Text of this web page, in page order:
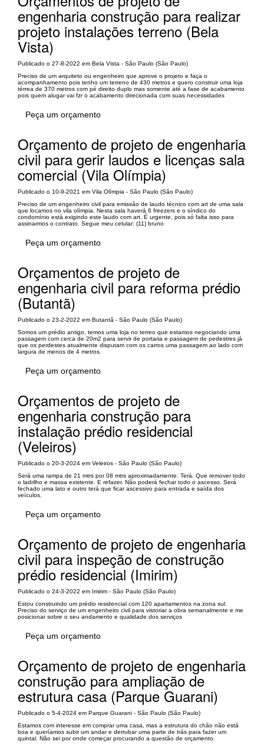
engenharia construção para realizar
projeto instalações terreno (Bela
Vista)
Publicado o 27-8-2022 em Bela Vista - São Paulo (São Paulo)
Preciso de um arquiteto ou engenheiro que aprove o projeto e faça o
acompanhamento pois tenho um terreno de 430 metros e quero construir uma loja
térrea de 370 metros com pé direito duplo mas somente até a fase de acabamento
pois quem alugar vai fzr o acabamento direcionada com suas necessidades
Peça um orçamento
Orçamento de projeto de engenharia
civil para gerir laudos e licenças sala
comercial (Vila Olímpia)
Publicado o 10-9-2021 em Vila Olímpia - São Paulo (São Paulo)
Preciso de um engenheiro civil para emissão de laudo técnico com art de uma sala
que locamos no vila olímpia. Nesta sala haverá 6 freezers e o síndico do
condomínio está exigindo este laudo com art. É urgente, pois só falta isso para
assinarmos o contrato. Segue meu celular: (11) bruno
Peça um orçamento
Orçamentos de projeto de
engenharia civil para reforma prédio
(Butantã)
Publicado o 23-2-2022 em Butantã - São Paulo (São Paulo)
Somos um prédio antigo, temos uma loja no terreo que estamos negociando uma
passagem com cerca de 20m2 para servir de portaria e passagem de pedestres já
que os perdestes atualmente disputam com os carros uma passagem ao lado com
largura de menos de 4 metros.
Peça um orçamento
Orçamentos de projeto de
engenharia construção para
instalação prédio residencial
(Veleiros)
Publicado o 20-3-2024 em Veleiros - São Paulo (São Paulo)
Será uma rampa de 21 mtrs por 08 mtrs aproximadamente. Terá. Que remover todo
o ladrilho e massa existente. E refazer. Não poderá fechar todo o ascesso. Será
fechado uma lato e outro terá que ficar ascessivo para entrada e saída dos
veículos.
Peça um orçamento
Orçamento de projeto de engenharia
civil para inspeção de construção
prédio residencial (Imirim)
Publicado o 24-3-2022 em Imirim - São Paulo (São Paulo)
Estou construindo um prédio residencial com 120 apartamentos na zona sul.
Preciso do serviço de um engenheiro civil para vistoriar a obra semanalmente e me
posicionar sobre o seu andamento e qualidade dos serviços
Peça um orçamento
Orçamento de projeto de engenharia
construção para ampliação de
estrutura casa (Parque Guarani)
Publicado o 5-4-2024 em Parque Guarani - São Paulo (São Paulo)
Estamos com interesse em comprar uma casa, mas a estrutura do chão não está
boa e queríamos subir um andar e derrubar uma parte de trás para fazer um
quintal. Não sei por onde começar procurando a questão de orçamento.